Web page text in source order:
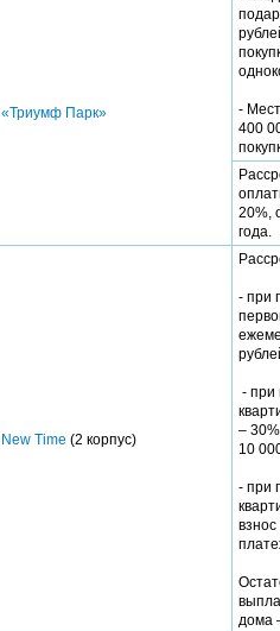
«Триумф Парк»
-
400
20%,
года.
New Time (2 корпус)
- при
- при
–
10
- при
дома